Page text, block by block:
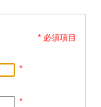
* 必須項目
*
*